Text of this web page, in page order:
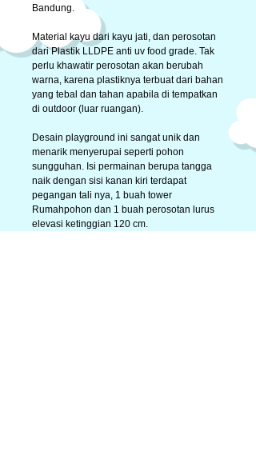
Bandung.
Material kayu dari kayu jati, dan perosotan
dari Plastik LLDPE anti uv food grade. Tak
perlu khawatir perosotan akan berubah
warna, karena plastiknya terbuat dari bahan
yang tebal dan tahan apabila di tempatkan
di outdoor (luar ruangan).
Desain playground ini sangat unik dan
menarik menyerupai seperti pohon
sungguhan. Isi permainan berupa tangga
naik dengan sisi kanan kiri terdapat
pegangan tali nya, 1 buah tower
Rumahpohon dan 1 buah perosotan lurus
elevasi ketinggian 120 cm.